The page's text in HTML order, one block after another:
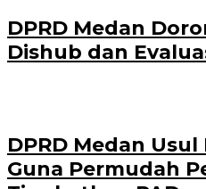
DPRD Medan
Dishub dan
DPRD Medan Usul
Guna Permudah